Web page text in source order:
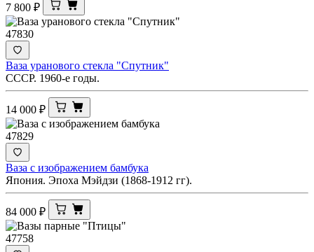
7 800 ₽
47830
Ваза уранового стекла "Спутник"
СССР. 1960-е годы.
14 000 ₽
47829
Ваза с изображением бамбука
Япония. Эпоха Мэйдзи (1868-1912 гг).
84 000 ₽
47758